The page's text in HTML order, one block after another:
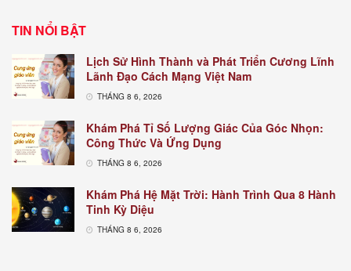
TIN NỔI BẬT
Lịch Sử Hình Thành và Phát Triển Cương Lĩnh
Lãnh Đạo Cách Mạng Việt Nam
THÁNG 8 6, 2026
Khám Phá Tỉ Số Lượng Giác Của Góc Nhọn:
Công Thức Và Ứng Dụng
THÁNG 8 6, 2026
Khám Phá Hệ Mặt Trời: Hành Trình Qua 8 Hành
Tinh Kỳ Diệu
THÁNG 8 6, 2026